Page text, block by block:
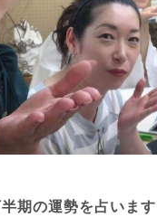
期の運勢を占います